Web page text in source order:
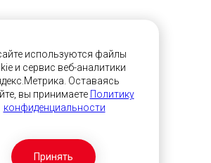
Принять
используются файлы
и сервис веб-аналитики
Оставаясь
вы принимаете Политику
конфиденциальности